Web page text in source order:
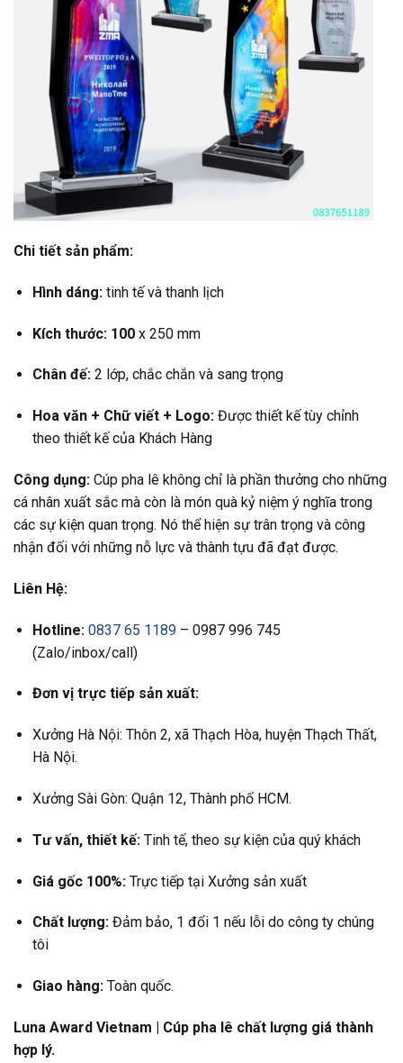
Chi tiết sản phẩm:
Hình dáng:tinh tế và thanh lịch
Kích thước: 100x 250 mm
Chân đế:2 lớp, chắc chắn và sang trọng
Hoa văn + Chữ viết + Logo:Được thiết kế tùy chỉnh
theo thiết kế của Khách Hàng
Công dụng: Cúp pha lê không chỉ là phần thưởng cho những
cá nhân xuất sắc mà còn là món quà kỷ niệm ý nghĩa trong
các sự kiện quan trọng. Nó thể hiện sự trân trọng và công
nhận đối với những nỗ lực và thành tựu đã đạt được.
Liên Hệ:
Hotline: 0837 65 1189– 0987 996 745
(Zalo/inbox/call)
Đơn vị trực tiếp sản xuất:
Xưởng Hà Nội: Thôn 2, xã Thạch Hòa, huyện Thạch Thất,
Hà Nội.
Xưởng Sài Gòn: Quận 12, Thành phố HCM.
Tư vấn, thiết kế:Tinh tế, theo sự kiện của quý khách
Giá gốc 100%:Trực tiếp tại Xưởng sản xuất
Chất lượng:Đảm bảo, 1 đổi 1 nếu lỗi do công ty chúng
tôi
Giao hàng:Toàn quốc.
Luna Award Vietnam | Cúp pha lê chất lượng giá thành
hợp lý.